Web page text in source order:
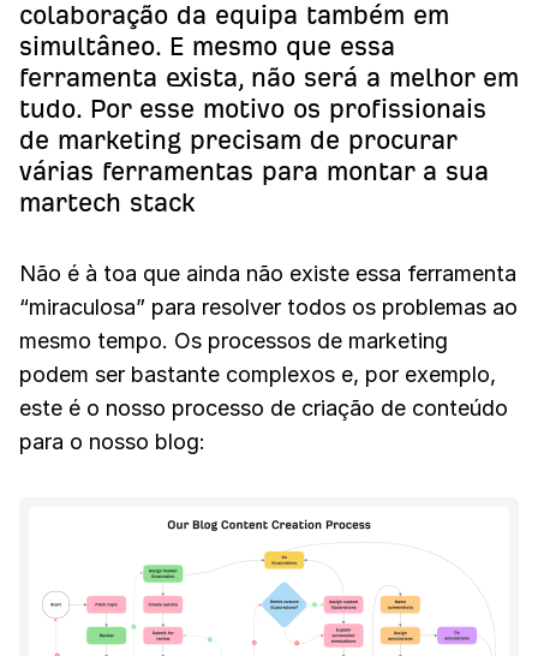
colaboração da equipa também em
simultâneo. E mesmo que essa
ferramenta exista, não será a melhor em
tudo. Por esse motivo os profissionais
de marketing precisam de procurar
várias ferramentas para montar a sua
martech stack
Não é à toa que ainda não existe essa ferramenta
“miraculosa” para resolver todos os problemas ao
mesmo tempo. Os processos de marketing
podem ser bastante complexos e, por exemplo,
este é o nosso processo de criação de conteúdo
para o nosso blog: